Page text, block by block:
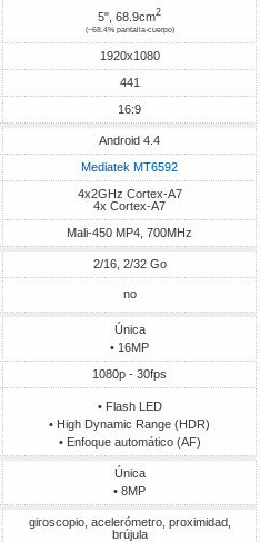
5", 68.9cm2
(~68.4% pantalla-cuerpo)
1920x1080
441
16:9
Android 4.4
Mediatek MT6592
4x2GHz Cortex-A7
4x Cortex-A7
Mali-450 MP4, 700MHz
2/16, 2/32 Go
no
Única
• 16MP
1080p - 30fps
• Flash LED
• High Dynamic Range (HDR)
• Enfoque automático (AF)
Única
• 8MP
giroscopio, acelerómetro, proximidad,
brújula